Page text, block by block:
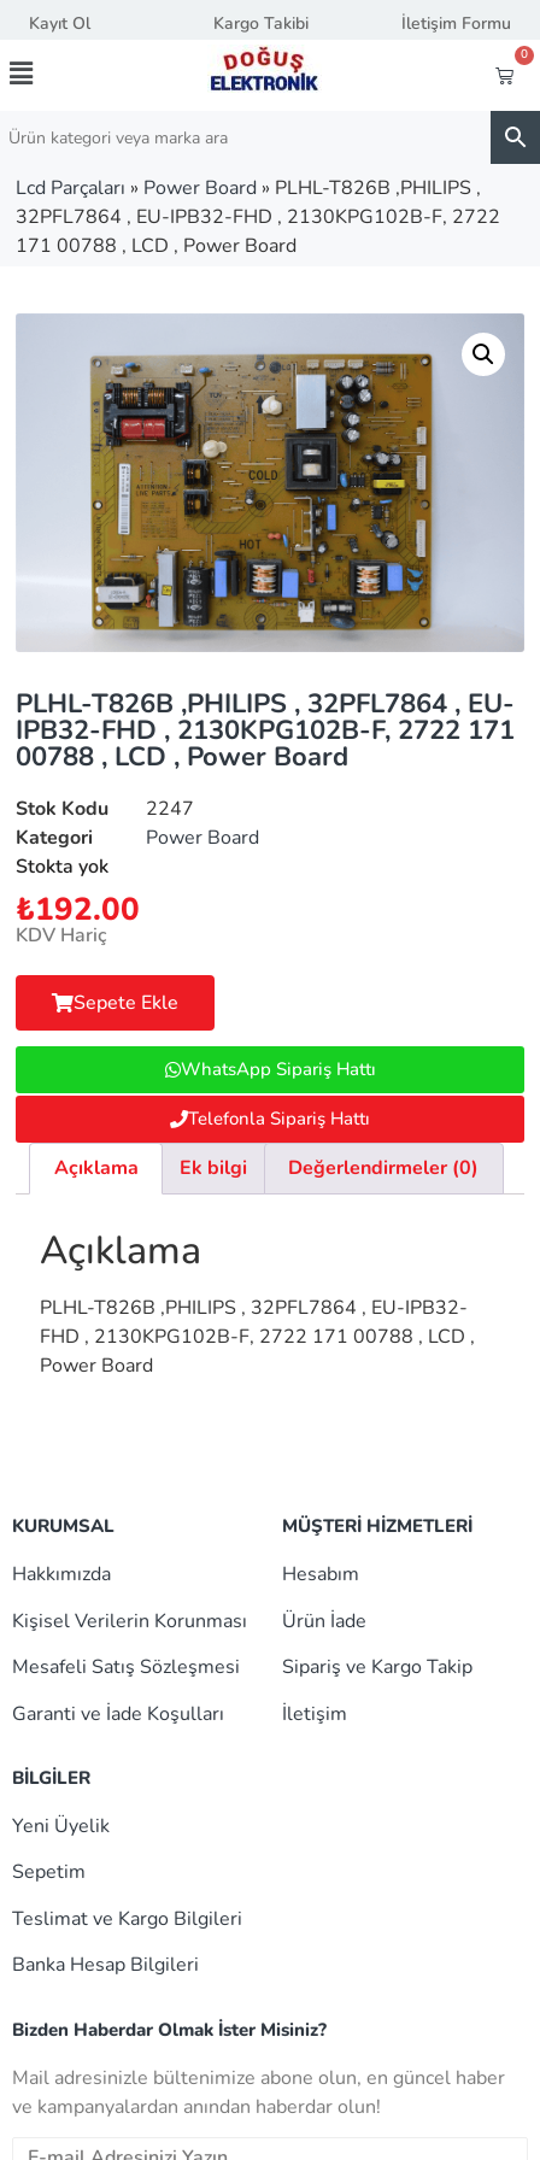
Kayıt Ol Kargo Takibi İletişim Formu
0
Lcd Parçaları » Power Board » PLHL-T826B ,PHILIPS ,
32PFL7864 , EU-IPB32-FHD , 2130KPG102B-F, 2722
171 00788 , LCD , Power Board
PLHL-T826B ,PHILIPS , 32PFL7864 , EU-
IPB32-FHD , 2130KPG102B-F, 2722 171
00788 , LCD , Power Board
Stok Kodu
2247
Kategori
Power Board
Stokta yok
₺192.00
KDV Hariç
Sepete Ekle
WhatsApp Sipariş Hattı
Telefonla Sipariş Hattı
Açıklama Ek bilgi Değerlendirmeler (0)
Açıklama
PLHL-T826B ,PHILIPS , 32PFL7864 , EU-IPB32-
FHD , 2130KPG102B-F, 2722 171 00788 , LCD ,
Power Board
KURUMSAL
Hakkımızda
Kişisel Verilerin Korunması
Mesafeli Satış Sözleşmesi
Garanti ve İade Koşulları
MÜŞTERİ HİZMETLERİ
Hesabım
Ürün İade
Sipariş ve Kargo Takip
İletişim
BİLGİLER
Yeni Üyelik
Sepetim
Teslimat ve Kargo Bilgileri
Banka Hesap Bilgileri
Bizden Haberdar Olmak İster Misiniz?
Mail adresinizle bültenimize abone olun, en güncel haber
ve kampanyalardan anından haberdar olun!